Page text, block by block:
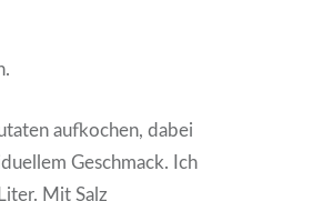
aufkochen, dabei
Geschmack. Ich
Mit Salz